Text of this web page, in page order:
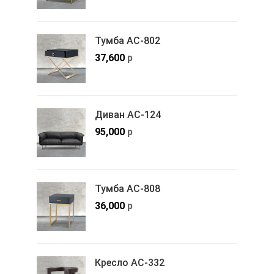
Тумба АС-802
37,600 р
Диван АС-124
95,000 р
Тумба АС-808
36,000 р
Кресло АС-332